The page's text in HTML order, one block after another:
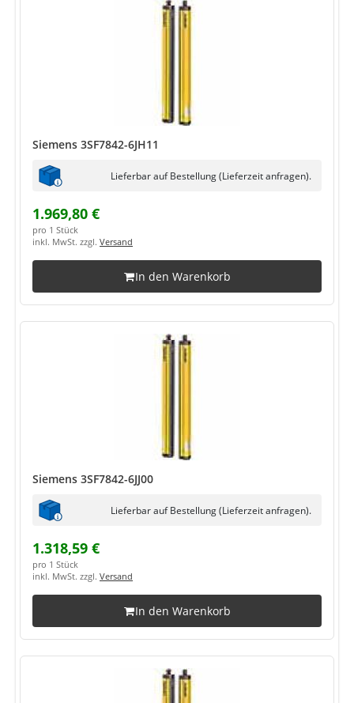
Siemens 3SF7842-6JH11
Lieferbar auf Bestellung (Lieferzeit anfragen).
1.969,80 €
pro 1 Stück
inkl. MwSt. zzgl. Versand
In den Warenkorb
Siemens 3SF7842-6JJ00
Lieferbar auf Bestellung (Lieferzeit anfragen).
1.318,59 €
pro 1 Stück
inkl. MwSt. zzgl. Versand
In den Warenkorb